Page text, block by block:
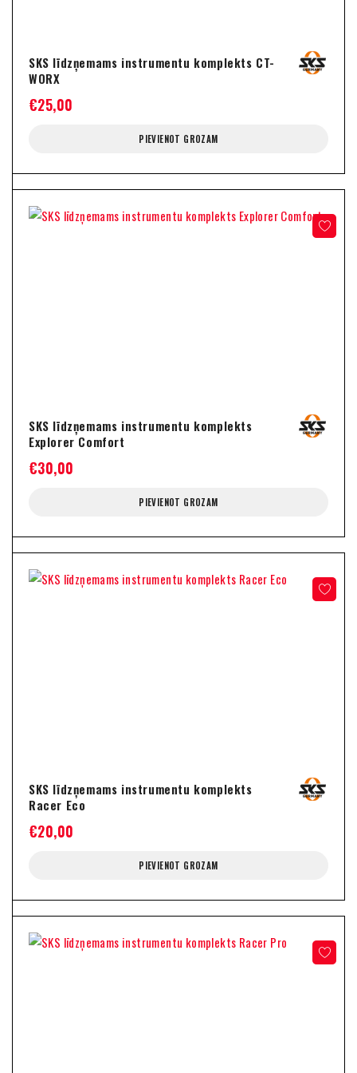
SKS līdzņemams instrumentu komplekts CT-
WORX
€25,00
PIEVIENOT GROZAM
SKS līdzņemams instrumentu komplekts
Explorer Comfort
€30,00
PIEVIENOT GROZAM
SKS līdzņemams instrumentu komplekts
Racer Eco
€20,00
PIEVIENOT GROZAM